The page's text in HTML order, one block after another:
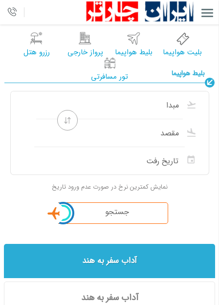
بلیت هواپیما بلیط هواپیما پرواز خارجی رزرو هتل
تور مسافرتی بلیط هواپیما
نمایش کمترین نرخ در صورت عدم ورود تاریخ
جستجو
آداب سفر به هند
آداب سفر به هند